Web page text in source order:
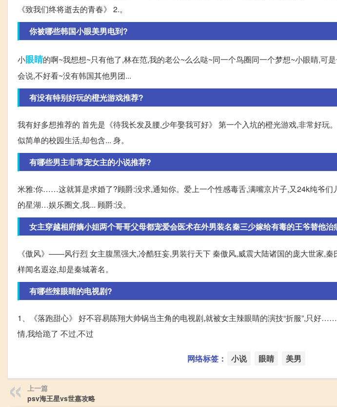
《致我们终将逝去的青春》 2.。
你被哪些韩国小眼美男电到?
小眼睛的啊~我想想~只有他了,林在范,我的老公~么么哒~同一个鸟圈同一个梦想~小眼睛,可
会说,不好看~没有韩国其他男团...
有没有特别好玩的橙光游戏推荐?
我有好多想推荐的 首先是《待我长发及腰,少年娶我可好》 第一个入坑的橙光游戏,非常好玩
似简单的校园生活,却包含... 身。
有哪些男主非常宠女主的小说推荐?
米雅:你……这就算是求婚了?顾爵:没求,通知你。爱上一个性感毒舌,满嘴京片子,又24k纯爷们
的星湖…娱乐圈文,我... 顾爵:没。
女主穿越相府嫡小姐两个哥哥父母都宠爱会医术在外男装名秦三少嫁给有毒的王爷替他治
《傲风》——风行烈 女主腹黑强大,冷酷狂妄,男装行天下 秦傲风,威震大陆诸国的庞大世家,
样闻名遐迩,却是秦城著名。
有哪些辣眼睛的电视剧?
1、《落跑甜心》 好不容易陈翔大帅锅当主角的电视剧,就被女主辣眼睛的演技“折服”,只好
情,我给跪了 不过,不过
网络标签： 小说 眼睛 美男
上一篇
psv海王星vs世嘉攻略